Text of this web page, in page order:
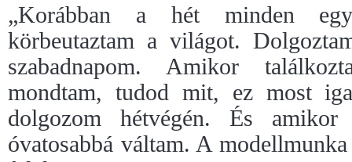
„Korábban a hét minden
körbeutaztam a világot.
szabadnapom. Amikor
mondtam, tudod mit, ez most
dolgozom hétvégén. És
óvatosabbá váltam. A